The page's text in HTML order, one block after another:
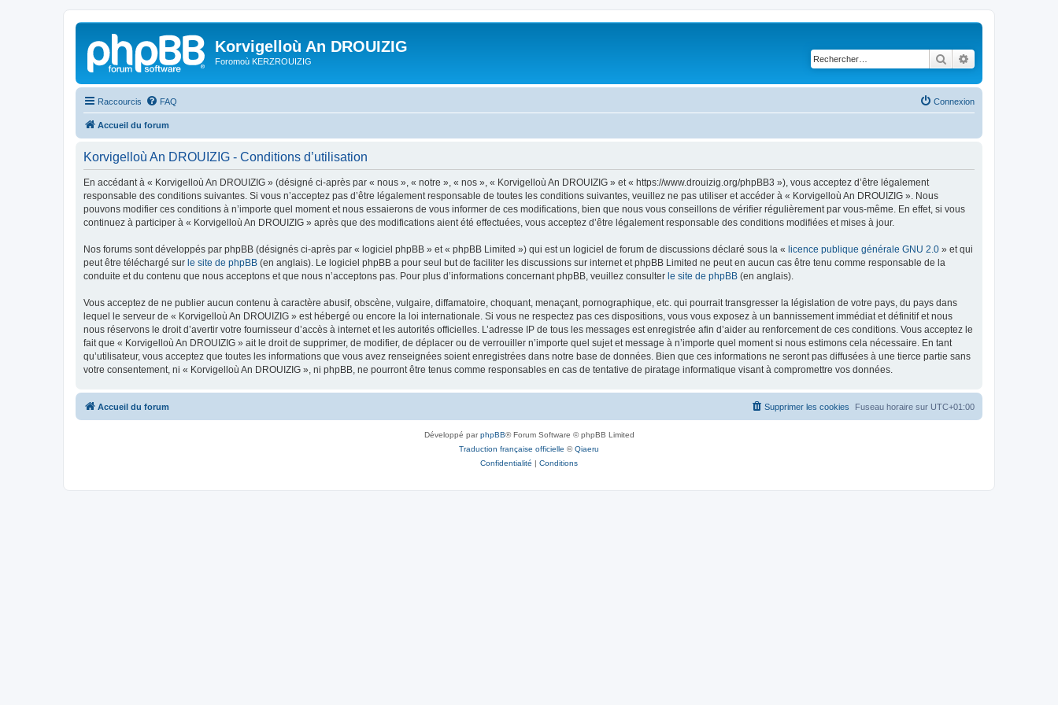
Korvigelloù An DROUIZIG
Foromoù KERZROUIZIG Rechercher
Raccourcis FAQ Connexion
Accueil du forum
Korvigelloù An DROUIZIG - Conditions d’utilisation
En accédant à « Korvigelloù An DROUIZIG » (désigné ci-après par « nous », « notre », « nos », « Korvigelloù An DROUIZIG » et « https://www.drouizig.org/phpBB3 »), vous acceptez d’être légalement
responsable des conditions suivantes. Si vous n’acceptez pas d’être légalement responsable de toutes les conditions suivantes, veuillez ne pas utiliser et accéder à « Korvigelloù An DROUIZIG ». Nous
pouvons modifier ces conditions à n’importe quel moment et nous essaierons de vous informer de ces modifications, bien que nous vous conseillons de vérifier régulièrement par vous-même. En effet, si vous
continuez à participer à « Korvigelloù An DROUIZIG » après que des modifications aient été effectuées, vous acceptez d’être légalement responsable des conditions modifiées et mises à jour.
Nos forums sont développés par phpBB (désignés ci-après par « logiciel phpBB » et « phpBB Limited ») qui est un logiciel de forum de discussions déclaré sous la « licence publique générale GNU 2.0 » et qui
peut être téléchargé sur le site de phpBB (en anglais). Le logiciel phpBB a pour seul but de faciliter les discussions sur internet et phpBB Limited ne peut en aucun cas être tenu comme responsable de la
conduite et du contenu que nous acceptons et que nous n’acceptons pas. Pour plus d’informations concernant phpBB, veuillez consulter le site de phpBB (en anglais).
Vous acceptez de ne publier aucun contenu à caractère abusif, obscène, vulgaire, diffamatoire, choquant, menaçant, pornographique, etc. qui pourrait transgresser la législation de votre pays, du pays dans
lequel le serveur de « Korvigelloù An DROUIZIG » est hébergé ou encore la loi internationale. Si vous ne respectez pas ces dispositions, vous vous exposez à un bannissement immédiat et définitif et nous
nous réservons le droit d’avertir votre fournisseur d’accès à internet et les autorités officielles. L’adresse IP de tous les messages est enregistrée afin d’aider au renforcement de ces conditions. Vous acceptez le
fait que « Korvigelloù An DROUIZIG » ait le droit de supprimer, de modifier, de déplacer ou de verrouiller n’importe quel sujet et message à n’importe quel moment si nous estimons cela nécessaire. En tant
qu’utilisateur, vous acceptez que toutes les informations que vous avez renseignées soient enregistrées dans notre base de données. Bien que ces informations ne seront pas diffusées à une tierce partie sans
votre consentement, ni « Korvigelloù An DROUIZIG », ni phpBB, ne pourront être tenus comme responsables en cas de tentative de piratage informatique visant à compromettre vos données.
Accueil du forum Fuseau horaire sur UTC+01:00
Supprimer les cookies
Développé parphpBB® Forum Software © phpBB Limited
Traduction française officielle ©Qiaeru
Confidentialité | Conditions